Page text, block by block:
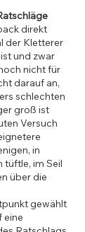
direkt
der Kletterer
und zwar
nicht für
darauf an,
schlechten
groß ist
Versuch
in
tüftle, im Seil
über die
gewählt
eine